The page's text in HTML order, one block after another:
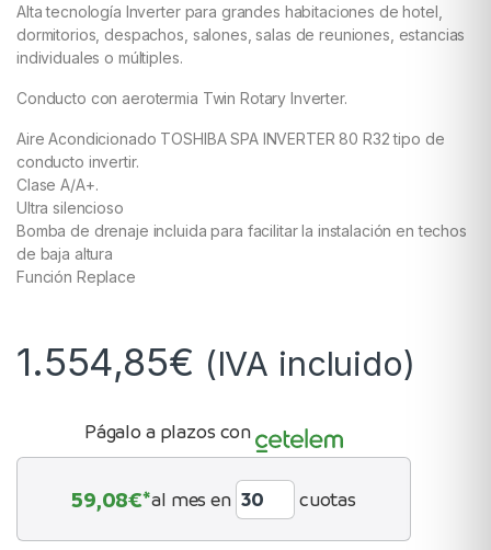
Alta tecnología Inverter para grandes habitaciones de hotel,
dormitorios, despachos, salones, salas de reuniones, estancias
individuales o múltiples.
Conducto con aerotermia Twin Rotary Inverter.
Aire Acondicionado TOSHIBA SPA INVERTER 80 R32 tipo de
conducto invertir.
Clase A/A+.
Ultra silencioso
Bomba de drenaje incluida para facilitar la instalación en techos
de baja altura
Función Replace
1.554,85€ (IVA incluido)
Págalo a plazos con
59,08€*al mes en cuotas